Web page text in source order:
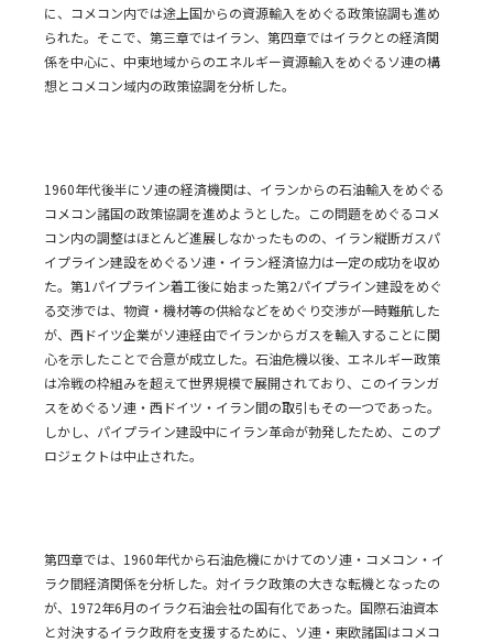
に、コメコン内では途上国からの資源輸入をめぐる政策協調も進め
られた。そこで、第三章ではイラン、第四章ではイラクとの経済関
係を中心に、中東地域からのエネルギー資源輸入をめぐるソ連の構
想とコメコン域内の政策協調を分析した。
1960年代後半にソ連の経済機関は、イランからの石油輸入をめぐる
コメコン諸国の政策協調を進めようとした。この問題をめぐるコメ
コン内の調整はほとんど進展しなかったものの、イラン縦断ガスパ
イプライン建設をめぐるソ連・イラン経済協力は一定の成功を収め
た。第1パイプライン着工後に始まった第2パイプライン建設をめぐ
る交渉では、物資・機材等の供給などをめぐり交渉が一時難航した
が、西ドイツ企業がソ連経由でイランからガスを輸入することに関
心を示したことで合意が成立した。石油危機以後、エネルギー政策
は冷戦の枠組みを超えて世界規模で展開されており、このイランガ
スをめぐるソ連・西ドイツ・イラン間の取引もその一つであった。
しかし、パイプライン建設中にイラン革命が勃発したため、このプ
ロジェクトは中止された。
第四章では、1960年代から石油危機にかけてのソ連・コメコン・イ
ラク間経済関係を分析した。対イラク政策の大きな転機となったの
が、1972年6月のイラク石油会社の国有化であった。国際石油資本
と対決するイラク政府を支援するために、ソ連・東欧諸国はコメコ